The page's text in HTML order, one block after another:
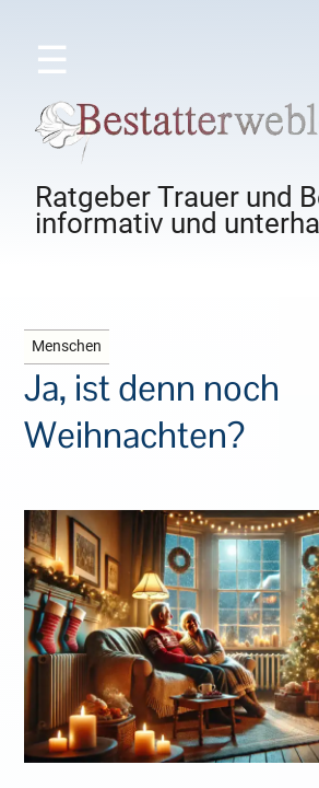
☰
Ratgeber Trauer und
informativ und
Menschen
Ja, ist denn noch
Weihnachten?